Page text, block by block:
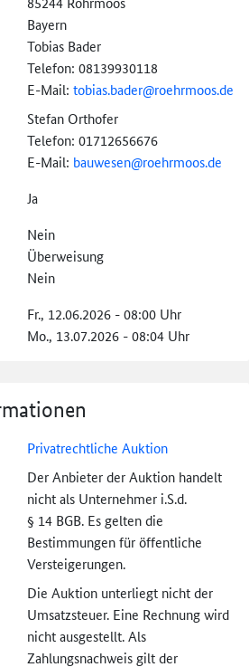
Bayern
Tobias Bader
Telefon: 08139930118
E-Mail: tobias.bader@roehrmoos.de
Stefan Orthofer
Telefon: 01712656676
E-Mail: bauwesen@roehrmoos.de
Ja
Nein
Überweisung
Nein
Fr., 12.06.2026 - 08:00 Uhr
Mo., 13.07.2026 - 08:04 Uhr
Privatrechtliche Auktion
Der Anbieter der Auktion handelt
nicht als Unternehmer i.S.d.
§ 14 BGB. Es gelten die
Bestimmungen für öffentliche
Versteigerungen.
Die Auktion unterliegt nicht der
Umsatzsteuer. Eine Rechnung wird
nicht ausgestellt. Als
Zahlungsnachweis gilt der